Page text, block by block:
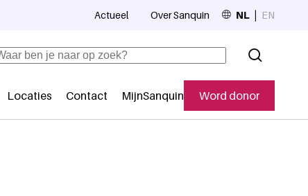
Secundaire navigatie
Locaties Contact MijnSanquin Word donor
Actueel Over Sanquin NL EN
Zoeken